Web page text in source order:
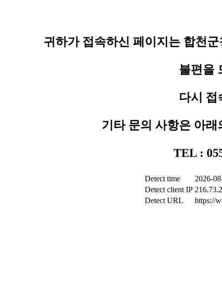
귀하가 접속하신 페이지는 합천
불편을
다시 접
기타 문의 사항은 아
TEL :
Detect time
2026-
Detect client IP
Detect URL
https://